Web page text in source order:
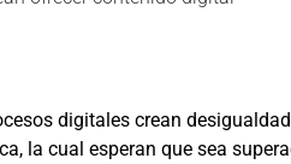
digitales crean
la cual esperan que sea